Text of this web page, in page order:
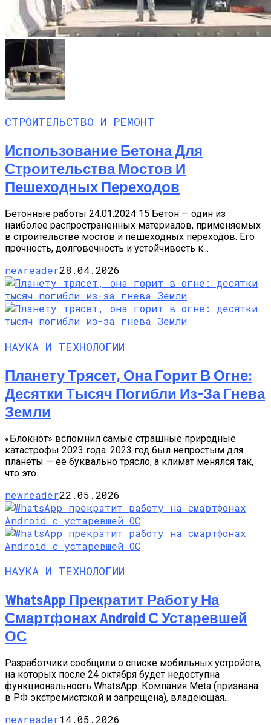
СТРОИТЕЛЬСТВО И РЕМОНТ
Использование Бетона Для
Строительства Мостов И
Пешеходных Переходов
Бетонные работы 24.01.2024 15 Бетон — один из
наиболее распространенных материалов, применяемых
в строительстве мостов и пешеходных переходов. Его
прочность, долговечность и устойчивость к...
newreader28.04.2026
НАУКА И ТЕХНОЛОГИИ
Планету Трясет, Она Горит В Огне:
Десятки Тысяч Погибли Из-За Гнева
Земли
«Блокнот» вспомнил самые страшные природные
катастрофы 2023 года. 2023 год был непростым для
планеты — её буквально трясло, а климат менялся так,
что это...
newreader22.05.2026
НАУКА И ТЕХНОЛОГИИ
WhatsApp Прекратит Работу На
Смартфонах Android С Устаревшей
ОС
Разработчики сообщили о списке мобильных устройств,
на которых после 24 октября будет недоступна
функциональность WhatsApp. Компания Meta (признана
в РФ экстремистской и запрещена), владеющая...
newreader14.05.2026